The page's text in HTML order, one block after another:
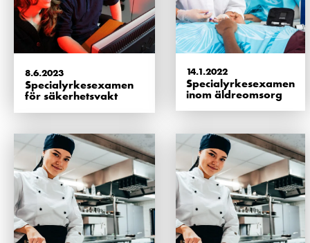
8.6.2023
Specialyrkesexamen
för säkerhetsvakt
14.1.2022
Specialyrkesexamen
inom äldreomsorg